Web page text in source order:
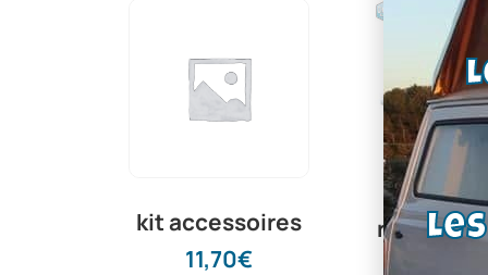
kit accessoires
11,70€
roue
, Escort